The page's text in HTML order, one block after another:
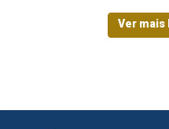
Ver mais